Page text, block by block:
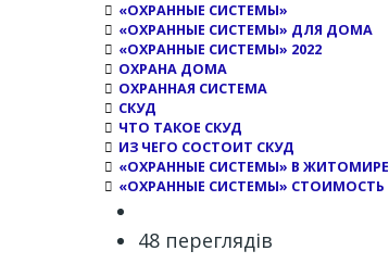
«ОХРАННЫЕ СИСТЕМЫ»
«ОХРАННЫЕ СИСТЕМЫ» ДЛЯ ДОМА
«ОХРАННЫЕ СИСТЕМЫ» 2022
ОХРАНА ДОМА
ОХРАННАЯ СИСТЕМА
СКУД
ЧТО ТАКОЕ СКУД
ИЗ ЧЕГО СОСТОИТ СКУД
«ОХРАННЫЕ СИСТЕМЫ» В ЖИТОМИРЕ
«ОХРАННЫЕ СИСТЕМЫ» СТОИМОСТЬ
48 переглядів